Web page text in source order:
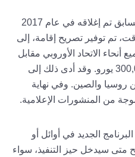
ومن الجدير بالذكر أن البرنامج السابق تم إغلاقه في عام 2017
تم توفير تصريح إقامة، إلى
الاتحاد الأوروبي مقابل
شراء سندات حكومية بقيمة 300,000 يورو. وقد أدى ذلك إلى
روسيا والصين. وفي نهاية
من المنشورات الإعلامية.
الجديد في أوائل أو
سيدخل حيز التنفيذ، سواء